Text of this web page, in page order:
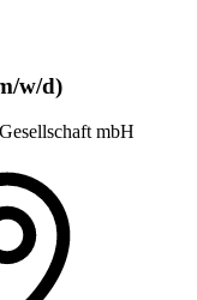
w/d)
mbH